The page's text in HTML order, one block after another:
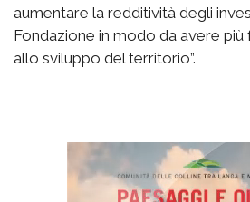
aumentare la redditività degli
Fondazione in modo da avere più
allo sviluppo del territorio”.